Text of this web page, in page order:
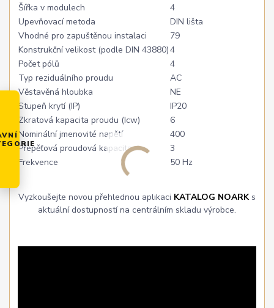
Šířka v modulech
4
Upevňovací metoda
DIN lišta
Vhodné pro zapuštěnou instalaci
79
Konstrukční velikost (podle DIN 43880)4
Počet pólů
4
Typ reziduálního proudu
AC
Věstavěná hloubka
NE
Stupeň krytí (IP)
IP20
Zkratová kapacita proudu (Icw)
6
Nominální jmenovité napětí
400
Přepěťová proudová kapacita
3
Frekvence
50 Hz
Vyzkoušejte novou přehlednou aplikaci KATALOG NOARKs
aktuální dostupností na centrálním skladu výrobce.